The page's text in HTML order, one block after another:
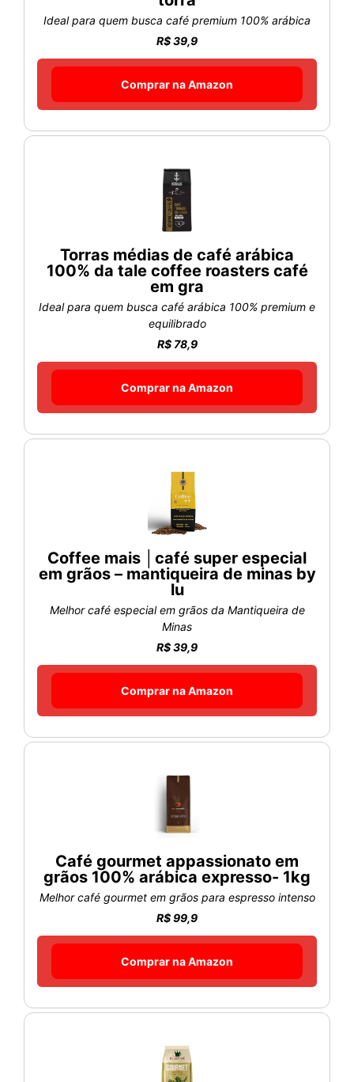
Ideal para quem busca café premium 100% arábica
R$ 39,9
Comprar na Amazon
Torras médias de café arábica
100% da tale coffee roasters café
em gra
Ideal para quem busca café arábica 100% premium e
equilibrado
R$ 78,9
Comprar na Amazon
Coffee mais │café super especial
em grãos – mantiqueira de minas by
lu
Melhor café especial em grãos da Mantiqueira de
Minas
R$ 39,9
Comprar na Amazon
Café gourmet appassionato em
grãos 100% arábica expresso- 1kg
Melhor café gourmet em grãos para espresso intenso
R$ 99,9
Comprar na Amazon